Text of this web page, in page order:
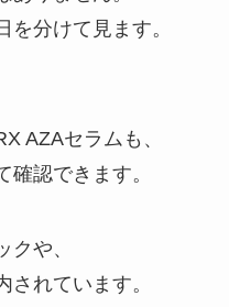
分けて見ます。
AZAセラムも、
認できます。
や、
れています。